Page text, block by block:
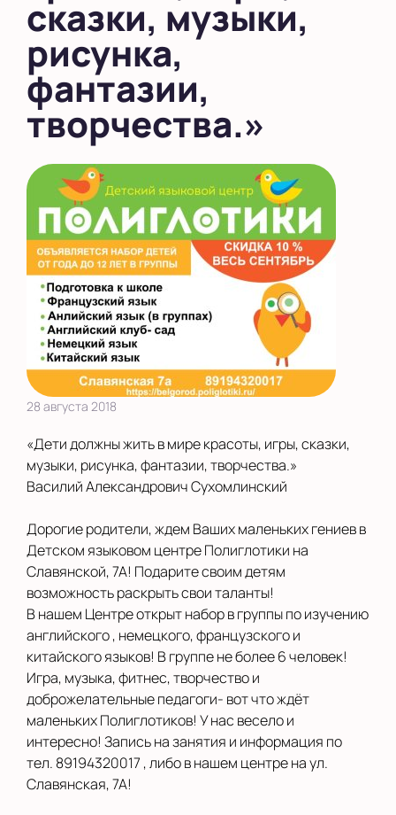
сказки, музыки,
рисунка,
фантазии,
творчества.»
28 августа 2018
«Дети должны жить в мире красоты, игры, сказки,
музыки, рисунка, фантазии, творчества.»
Василий Александрович Сухомлинский
Дорогие родители, ждем Ваших маленьких гениев в
Детском языковом центре Полиглотики на
Славянской, 7А! Подарите своим детям
возможность раскрыть свои таланты!
В нашем Центре открыт набор в группы по изучению
английского , немецкого, французского и
китайского языков! В группе не более 6 человек!
Игра, музыка, фитнес, творчество и
доброжелательные педагоги- вот что ждёт
маленьких Полиглотиков! У нас весело и
интересно! Запись на занятия и информация по
тел. 89194320017 , либо в нашем центре на ул.
Славянская, 7А!